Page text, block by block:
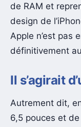
de RAM et
design de
Apple n’est pas
définitivement
Il s’agirait
Autrement dit,
6,5 pouces et de